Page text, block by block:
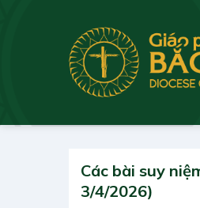
Các bài suy
3/4/2026)